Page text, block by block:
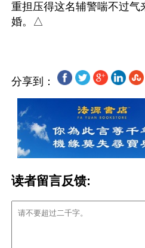
重担压得这名辅警喘不过气
分享到：
读者留言反馈: